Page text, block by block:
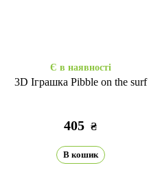
Є в наявності
3D Іграшка Pibble on the surf
405 ₴
В кошик